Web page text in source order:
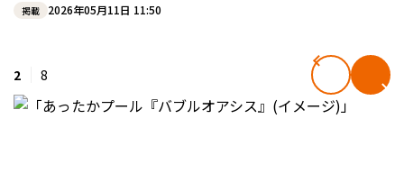
掲載 2026年05月11日 11:50
2 8